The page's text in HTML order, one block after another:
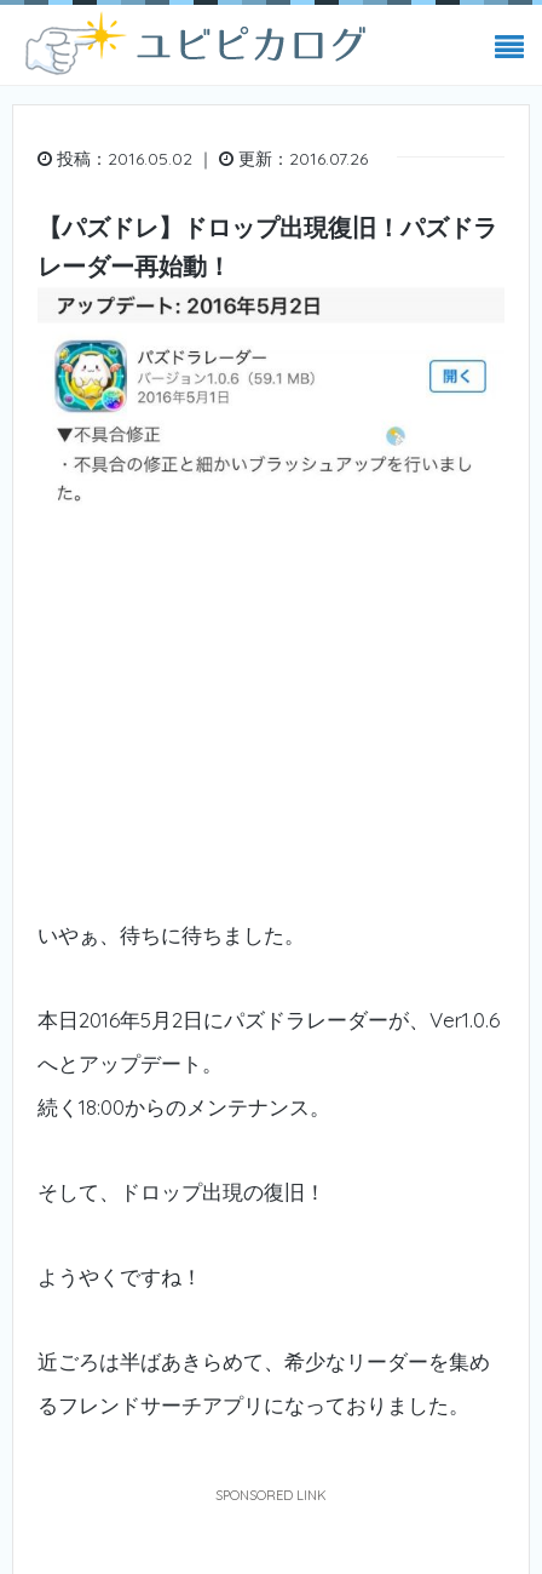
投稿：2016.05.02 ｜ 更新：2016.07.26
【パズドレ】ドロップ出現復旧！パズドラ
レーダー再始動！
いやぁ、待ちに待ちました。
本日2016年5月2日にパズドラレーダーが、Ver1.0.6
へとアップデート。
続く18:00からのメンテナンス。
そして、ドロップ出現の復旧！
ようやくですね！
近ごろは半ばあきらめて、希少なリーダーを集め
るフレンドサーチアプリになっておりました。
SPONSORED LINK